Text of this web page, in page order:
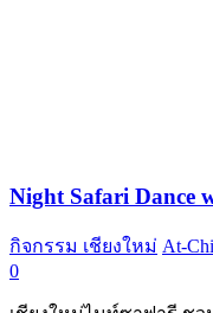
Night Safari Dance
กิจกรรม เชียงใหม่ At-
0